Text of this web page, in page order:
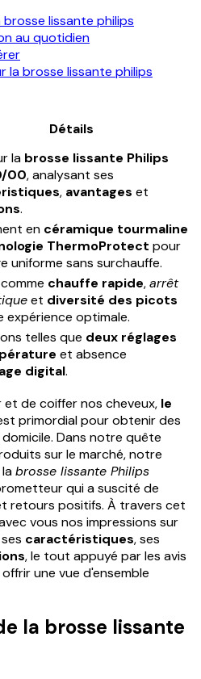
lissante philips
au quotidien
la brosse lissante philips
Détails
la brosse lissante Philips
00, analysant ses
, avantages et
.
en céramique tourmaline
ThermoProtect pour
uniforme sans surchauffe.
chauffe rapide,arrêt
et diversité des picots
expérience optimale.
telles que deux réglages
et absence
digital.
de coiffer nos cheveux, le
primordial pour obtenir des
Dans notre quête
sur le marché, notre
brosse lissante Philips
qui a suscité de
retours positifs. À travers cet
vous nos impressions sur
caractéristiques, ses
, le tout appuyé par les avis
une vue d'ensemble
la brosse lissante